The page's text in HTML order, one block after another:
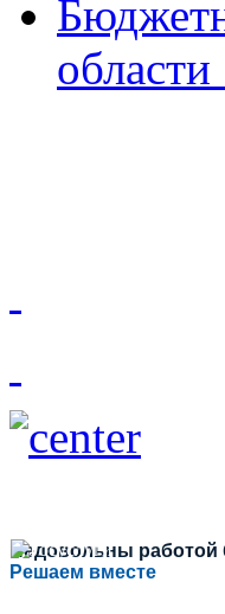
Решаем вместе
Недовольны